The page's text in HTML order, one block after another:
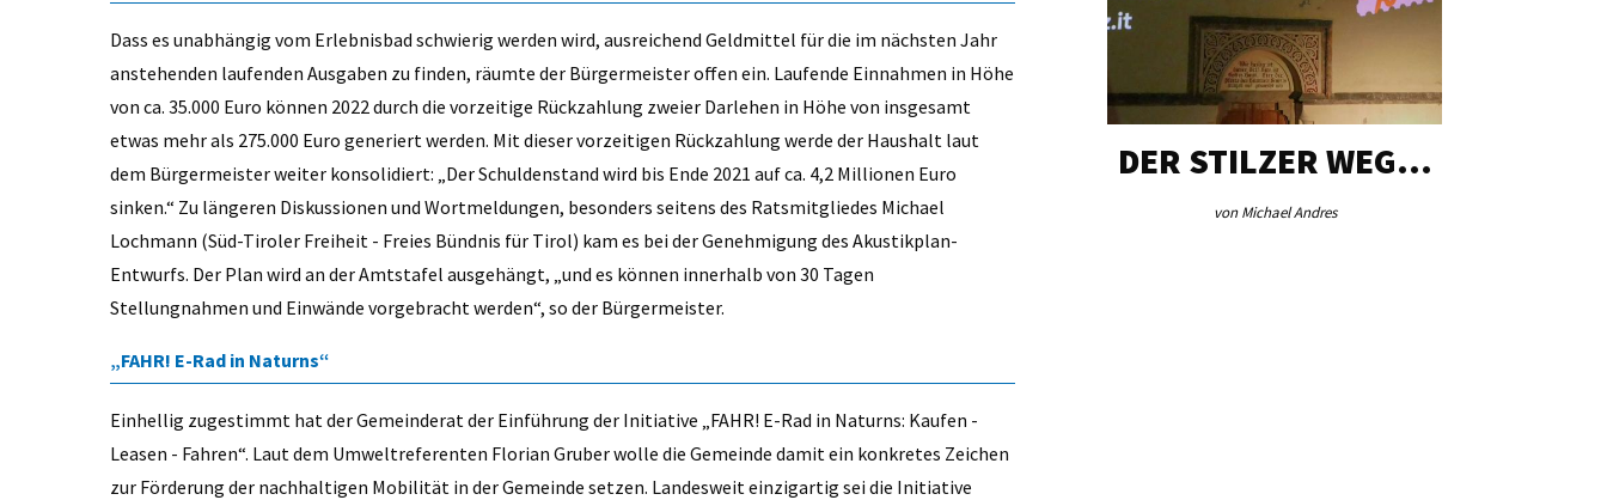
Dass es unabhängig vom Erlebnisbad schwierig werden wird, ausreichend Geldmittel für die im nächsten Jahr
anstehenden laufenden Ausgaben zu finden, räumte der Bürgermeister offen ein. Laufende Einnahmen in Höhe
von ca. 35.000 Euro können 2022 durch die vorzeitige Rückzahlung zweier Darlehen in Höhe von insgesamt
etwas mehr als 275.000 Euro generiert werden. Mit dieser vorzeitigen Rückzahlung werde der Haushalt laut
dem Bürgermeister weiter konsolidiert: „Der Schuldenstand wird bis Ende 2021 auf ca. 4,2 Millionen Euro
sinken.“ Zu längeren Diskussionen und Wortmeldungen, besonders seitens des Ratsmitgliedes Michael
Lochmann (Süd-Tiroler Freiheit - Freies Bündnis für Tirol) kam es bei der Genehmigung des Akustikplan-
Entwurfs. Der Plan wird an der Amtstafel ausgehängt, „und es können innerhalb von 30 Tagen
Stellungnahmen und Einwände vorgebracht werden“, so der Bürgermeister.
„FAHR! E-Rad in Naturns“
Einhellig zugestimmt hat der Gemeinderat der Einführung der Initiative „FAHR! E-Rad in Naturns: Kaufen -
Leasen - Fahren“. Laut dem Umweltreferenten Florian Gruber wolle die Gemeinde damit ein konkretes Zeichen
zur Förderung der nachhaltigen Mobilität in der Gemeinde setzen. Landesweit einzigartig sei die Initiative
DER STILZER WEG…
von Michael Andres